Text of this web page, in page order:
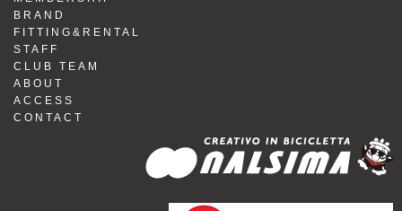
BRAND
FITTING&RENTAL
STAFF
CLUB TEAM
ABOUT
ACCESS
CONTACT